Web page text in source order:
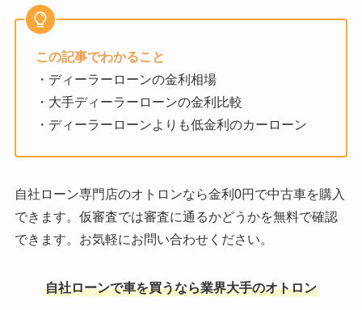
この記事でわかること
・ディーラーローンの金利相場
・大手ディーラーローンの金利比較
・ディーラーローンよりも低金利のカーローン
自社ローン専門店のオトロンなら金利0円で中古車を購入
できます。仮審査では審査に通るかどうかを無料で確認
できます。お気軽にお問い合わせください。
自社ローンで車を買うなら業界大手のオトロン